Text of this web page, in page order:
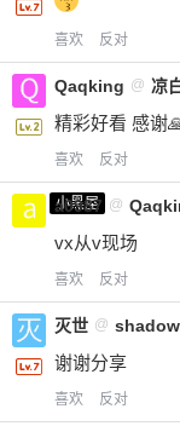
喜欢 反对
Qaqking @ 凉
精彩好看 感谢
喜欢 反对
小黑屋
a0987 @
vx从v现场
喜欢 反对
灭世 @ shadow
谢谢分享
喜欢 反对